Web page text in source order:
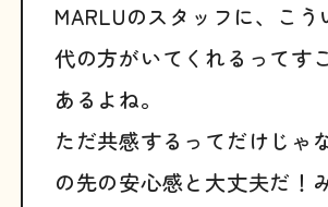
MARLUのスタッフに、こ
代の方がいてくれるってす
あるよね。
ただ共感するってだけじゃ
の先の安心感と大丈夫だ！